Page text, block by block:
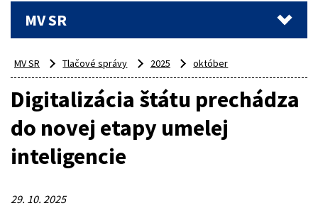
MV SR
MV SR Tlačové správy 2025 október
Digitalizácia štátu prechádza
do novej etapy umelej
inteligencie
29. 10. 2025